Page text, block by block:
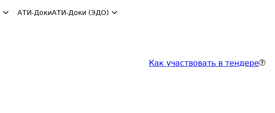
АТИ-ДокиАТИ-Доки (ЭДО)
Как участвовать в тендере